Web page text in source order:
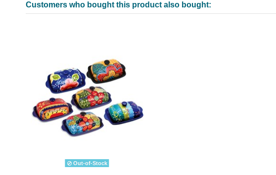
Customers who bought this product also bought:
Out-of-Stock